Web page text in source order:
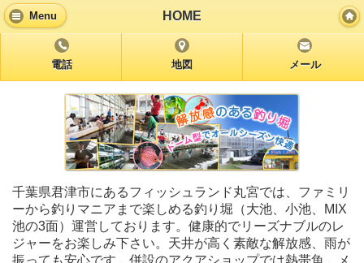
Menu HOME
電話 地図 メール
千葉県君津市にあるフィッシュランド丸宮では、ファミリ
ーから釣りマニアまで楽しめる釣り堀（大池、小池、MIX
池の3面）運営しております。健康的でリーズナブルのレ
ジャーをお楽しみ下さい。天井が高く素敵な解放感、雨が
振っても安心です。併設のアクアショップでは熱帯魚、メ